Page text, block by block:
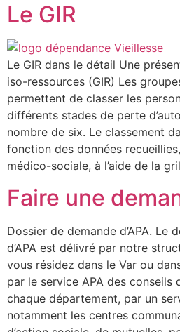
Le GIR
Le GIR dans le détail Une
iso-ressources (GIR) Les
permettent de classer les
différents stades de perte
nombre de six. Le classement
fonction des données
médico-sociale, à l’aide de la
Faire une
Dossier de demande d’APA. Le
d’APA est délivré par notre
vous résidez dans le Var ou
par le service APA des conseils
chaque département, par un
notamment les centres